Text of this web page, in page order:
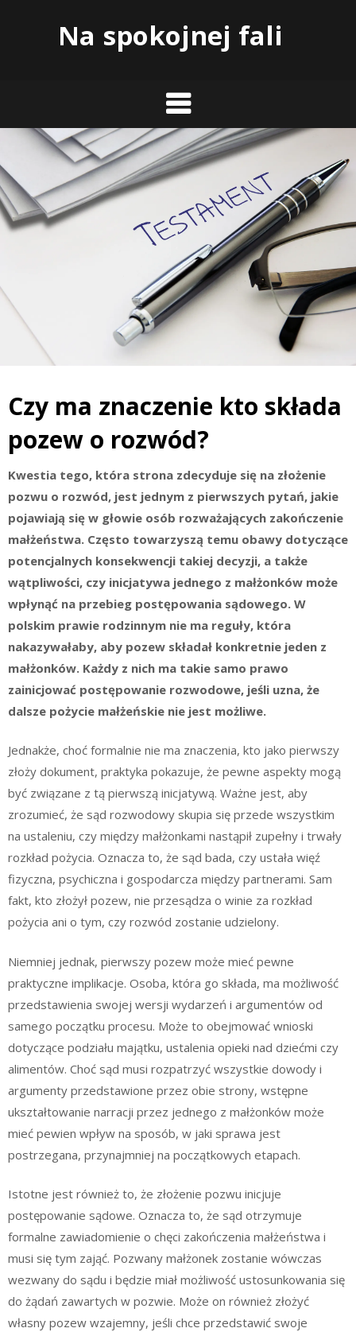
Na spokojnej fali
Czy ma znaczenie kto składa
pozew o rozwód?
Kwestia tego, która strona zdecyduje się na złożenie
pozwu o rozwód, jest jednym z pierwszych pytań, jakie
pojawiają się w głowie osób rozważających zakończenie
małżeństwa. Często towarzyszą temu obawy dotyczące
potencjalnych konsekwencji takiej decyzji, a także
wątpliwości, czy inicjatywa jednego z małżonków może
wpłynąć na przebieg postępowania sądowego. W
polskim prawie rodzinnym nie ma reguły, która
nakazywałaby, aby pozew składał konkretnie jeden z
małżonków. Każdy z nich ma takie samo prawo
zainicjować postępowanie rozwodowe, jeśli uzna, że
dalsze pożycie małżeńskie nie jest możliwe.
Jednakże, choć formalnie nie ma znaczenia, kto jako pierwszy
złoży dokument, praktyka pokazuje, że pewne aspekty mogą
być związane z tą pierwszą inicjatywą. Ważne jest, aby
zrozumieć, że sąd rozwodowy skupia się przede wszystkim
na ustaleniu, czy między małżonkami nastąpił zupełny i trwały
rozkład pożycia. Oznacza to, że sąd bada, czy ustała więź
fizyczna, psychiczna i gospodarcza między partnerami. Sam
fakt, kto złożył pozew, nie przesądza o winie za rozkład
pożycia ani o tym, czy rozwód zostanie udzielony.
Niemniej jednak, pierwszy pozew może mieć pewne
praktyczne implikacje. Osoba, która go składa, ma możliwość
przedstawienia swojej wersji wydarzeń i argumentów od
samego początku procesu. Może to obejmować wnioski
dotyczące podziału majątku, ustalenia opieki nad dziećmi czy
alimentów. Choć sąd musi rozpatrzyć wszystkie dowody i
argumenty przedstawione przez obie strony, wstępne
ukształtowanie narracji przez jednego z małżonków może
mieć pewien wpływ na sposób, w jaki sprawa jest
postrzegana, przynajmniej na początkowych etapach.
Istotne jest również to, że złożenie pozwu inicjuje
postępowanie sądowe. Oznacza to, że sąd otrzymuje
formalne zawiadomienie o chęci zakończenia małżeństwa i
musi się tym zająć. Pozwany małżonek zostanie wówczas
wezwany do sądu i będzie miał możliwość ustosunkowania się
do żądań zawartych w pozwie. Może on również złożyć
własny pozew wzajemny, jeśli chce przedstawić swoje